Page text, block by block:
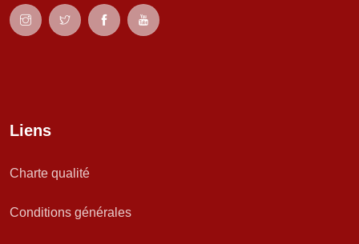
Liens
Charte qualité
Conditions générales